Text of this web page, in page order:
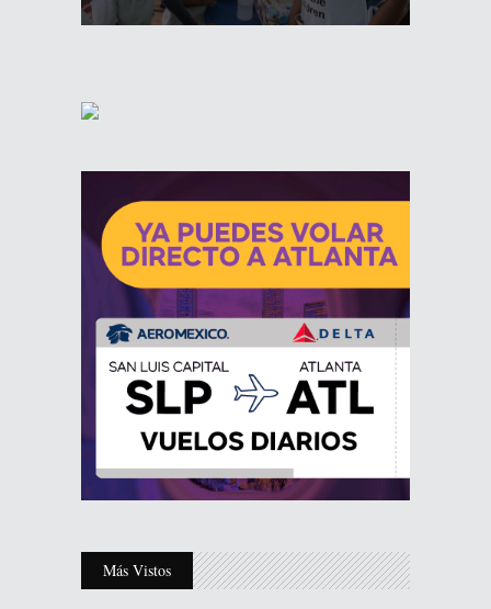
Más Vistos